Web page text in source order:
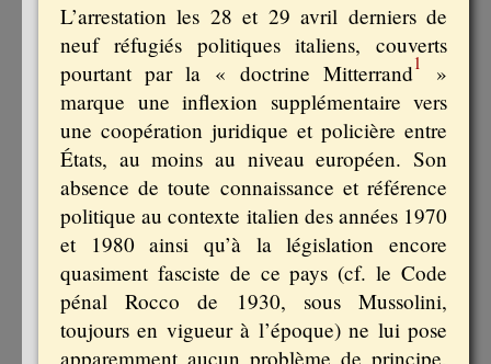
L’arrestation les 28 et 29 avril derniers de
neuf réfugiés politiques italiens, couverts
pourtant par la « doctrine Mitterrand1
»
marque une inflexion supplémentaire vers
une coopération juridique et policière entre
États, au moins au niveau européen. Son
absence de toute connaissance et référence
politique au contexte italien des années 1970
et 1980 ainsi qu’à la législation encore
quasiment fasciste de ce pays (cf. le Code
pénal Rocco de 1930, sous Mussolini,
toujours en vigueur à l’époque) ne lui pose
apparemment aucun problème de principe,